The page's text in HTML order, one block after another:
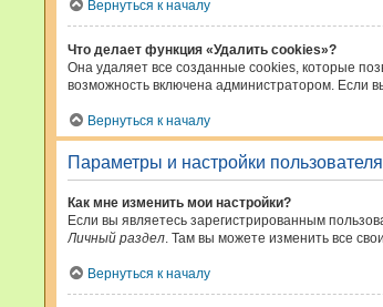
Вернуться к началу
Что делает функция «Удалить cookies»?
Она удаляет все созданные cookies, которые
возможность включена администратором. Если
Вернуться к началу
Параметры и настройки пользователя
Как мне изменить мои настройки?
Если вы являетесь зарегистрированным
Личный раздел. Там вы можете изменить все
Вернуться к началу